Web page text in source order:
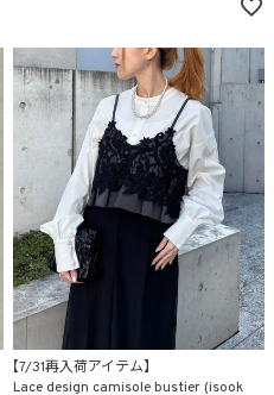
【7/31再入荷アイテム】
Lace design camisole bustier (isook